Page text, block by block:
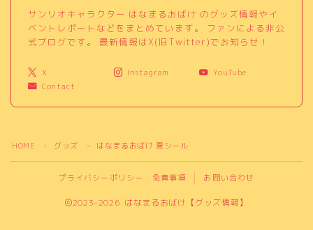
サンリオキャラクター はなまるおばけ のグッズ情報やイ
ベントレポートなどをまとめています。 ファンによる非公
式ブログです。 最新情報はX(旧Twitter)でお知らせ！
X Instagram
YouTube
Contact
HOME ＞ グッズ ＞ はなまるおばけ 夏シール
プライバシーポリシー・免責事項 お問い合わせ
2023–2026 はなまるおばけ【グッズ情報】